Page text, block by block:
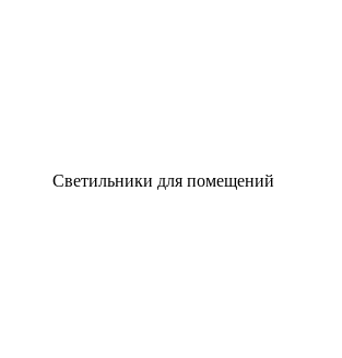
Светильники для помещений